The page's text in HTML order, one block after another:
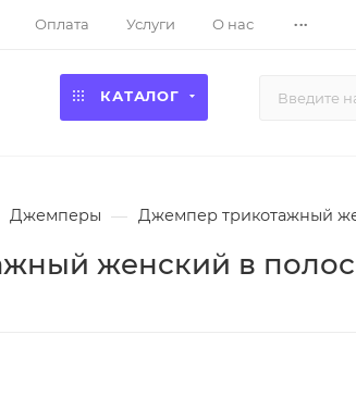
Оплата Услуги О нас ...
КАТАЛОГ
Джемперы — Джемпер трикотажный
женский в